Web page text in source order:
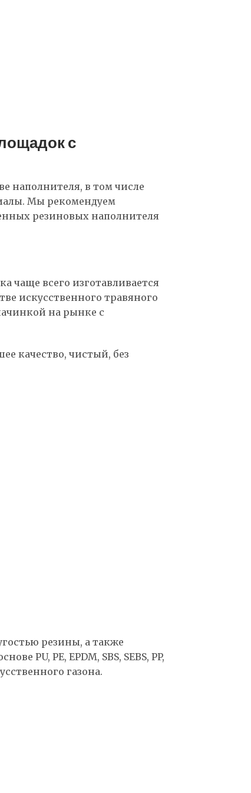
с
наполнителя, в том числе
Мы рекомендуем
резиновых наполнителя
чаще всего изготавливается
искусственного травяного
на рынке с
качество, чистый, без
резины, а также
PU, PE, EPDM, SBS, SEBS, PP,
газона.